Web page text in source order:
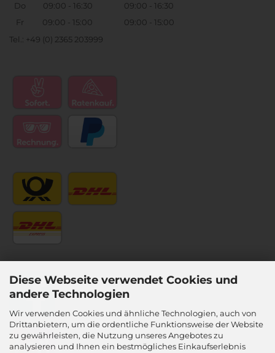
Diese Webseite verwendet Cookies und
andere Technologien
Wir verwenden Cookies und ähnliche Technologien, auch von
Drittanbietern, um die ordentliche Funktionsweise der Website
zu gewährleisten, die Nutzung unseres Angebotes zu
analysieren und Ihnen ein bestmögliches Einkaufserlebnis
Do
09:00 - 16:30
09:00 - 16:30
Fr
09:00 - 15:00
09:00 - 15:00
Tel.: +49 (0) 2365 203999